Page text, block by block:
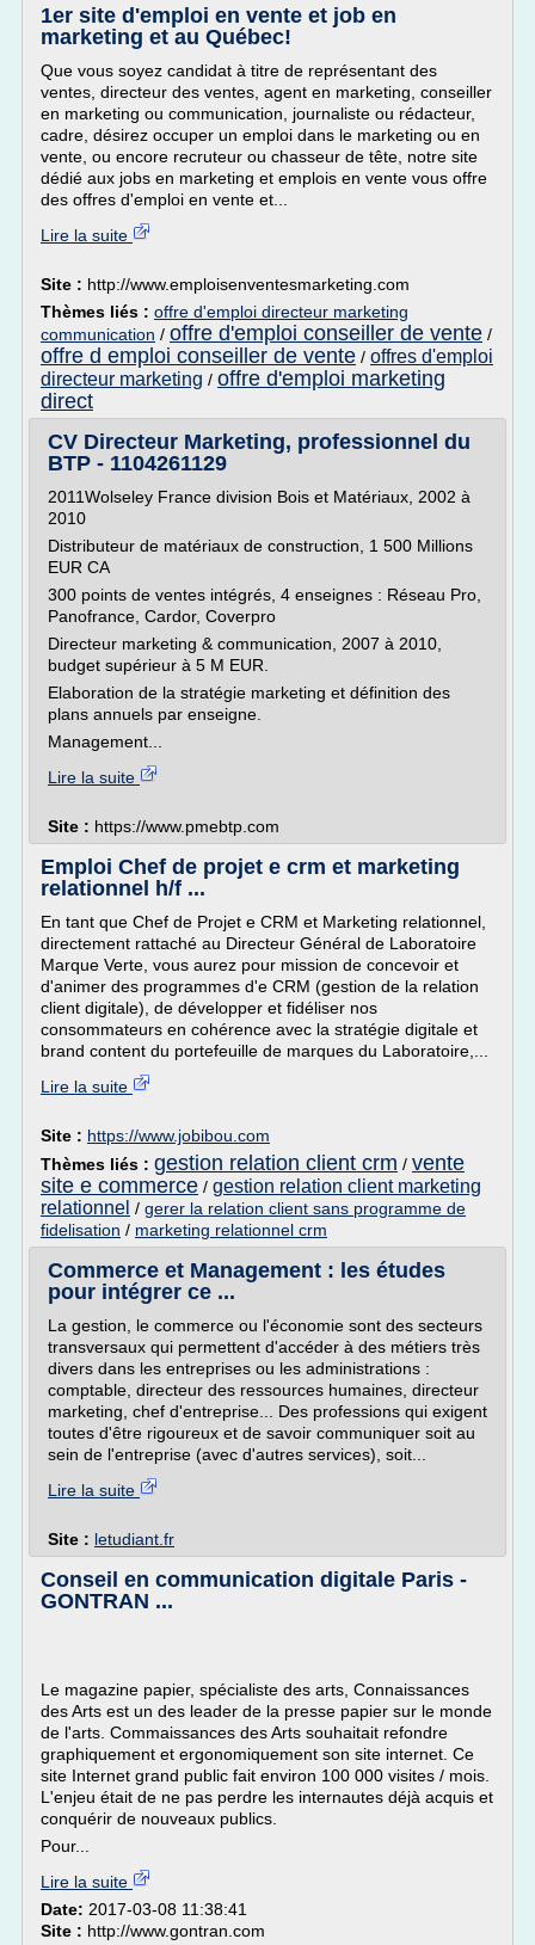
1er site d'emploi en vente et job en
marketing et au Québec!
Que vous soyez candidat à titre de représentant des
ventes, directeur des ventes, agent en marketing, conseiller
en marketing ou communication, journaliste ou rédacteur,
cadre, désirez occuper un emploi dans le marketing ou en
vente, ou encore recruteur ou chasseur de tête, notre site
dédié aux jobs en marketing et emplois en vente vous offre
des offres d'emploi en vente et...
Lire la suite
Site : http://www.emploisenventesmarketing.com
Thèmes liés : offre d'emploi directeur marketing
communication / offre d'emploi conseiller de vente /
offre d emploi conseiller de vente / offres d'emploi
directeur marketing / offre d'emploi marketing
direct
CV Directeur Marketing, professionnel du
BTP - 1104261129
2011Wolseley France division Bois et Matériaux, 2002 à
2010
Distributeur de matériaux de construction, 1 500 Millions
EUR CA
300 points de ventes intégrés, 4 enseignes : Réseau Pro,
Panofrance, Cardor, Coverpro
Directeur marketing & communication, 2007 à 2010,
budget supérieur à 5 M EUR.
Elaboration de la stratégie marketing et définition des
plans annuels par enseigne.
Management...
Lire la suite
Site : https://www.pmebtp.com
Emploi Chef de projet e crm et marketing
relationnel h/f ...
En tant que Chef de Projet e CRM et Marketing relationnel,
directement rattaché au Directeur Général de Laboratoire
Marque Verte, vous aurez pour mission de concevoir et
d'animer des programmes d'e CRM (gestion de la relation
client digitale), de développer et fidéliser nos
consommateurs en cohérence avec la stratégie digitale et
brand content du portefeuille de marques du Laboratoire,...
Lire la suite
Site : https://www.jobibou.com
Thèmes liés : gestion relation client crm / vente
site e commerce / gestion relation client marketing
relationnel / gerer la relation client sans programme de
fidelisation / marketing relationnel crm
Commerce et Management : les études
pour intégrer ce ...
La gestion, le commerce ou l'économie sont des secteurs
transversaux qui permettent d'accéder à des métiers très
divers dans les entreprises ou les administrations :
comptable, directeur des ressources humaines, directeur
marketing, chef d'entreprise... Des professions qui exigent
toutes d'être rigoureux et de savoir communiquer soit au
sein de l'entreprise (avec d'autres services), soit...
Lire la suite
Site : letudiant.fr
Conseil en communication digitale Paris -
GONTRAN ...
Le magazine papier, spécialiste des arts, Connaissances
des Arts est un des leader de la presse papier sur le monde
de l'arts. Commaissances des Arts souhaitait refondre
graphiquement et ergonomiquement son site internet. Ce
site Internet grand public fait environ 100 000 visites / mois.
L'enjeu était de ne pas perdre les internautes déjà acquis et
conquérir de nouveaux publics.
Pour...
Lire la suite
Date: 2017-03-08 11:38:41
Site : http://www.gontran.com